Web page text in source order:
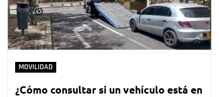
MOVILIDAD
¿Cómo consultar si un vehículo está en